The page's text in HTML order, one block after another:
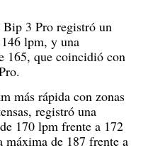
Bip 3 Pro registró un
lpm, y una
165, que coincidió con
más rápida con zonas
registró una
170 lpm frente a 172
máxima de 187 frente a